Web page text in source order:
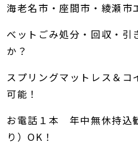
海老名市・座間市・綾瀬市
べットごみ処分・回収・引
か？
スプリングマットレス＆
可能！
お電話１本 年中無休持込
り）OK！